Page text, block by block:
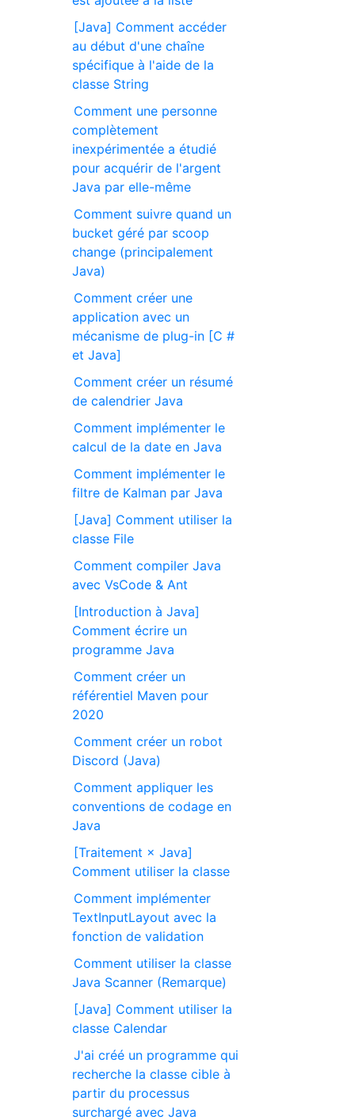
[Java] Comment accéder
au début d'une chaîne
spécifique à l'aide de la
classe String
Comment une personne
complètement
inexpérimentée a étudié
pour acquérir de l'argent
Java par elle-même
Comment suivre quand un
bucket géré par scoop
change (principalement
Java)
Comment créer une
application avec un
mécanisme de plug-in [C #
et Java]
Comment créer un résumé
de calendrier Java
Comment implémenter le
calcul de la date en Java
Comment implémenter le
filtre de Kalman par Java
[Java] Comment utiliser la
classe File
Comment compiler Java
avec VsCode & Ant
[Introduction à Java]
Comment écrire un
programme Java
Comment créer un
référentiel Maven pour
2020
Comment créer un robot
Discord (Java)
Comment appliquer les
conventions de codage en
Java
[Traitement × Java]
Comment utiliser la classe
Comment implémenter
TextInputLayout avec la
fonction de validation
Comment utiliser la classe
Java Scanner (Remarque)
[Java] Comment utiliser la
classe Calendar
J'ai créé un programme qui
recherche la classe cible à
partir du processus
surchargé avec Java